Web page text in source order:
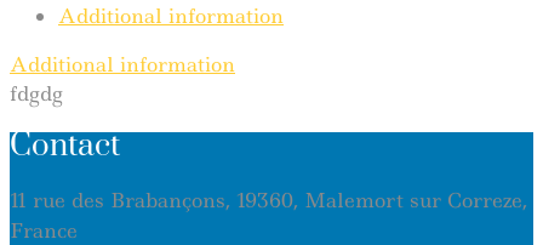
Additional information
Additional information
fdgdg
Contact
11 rue des Brabançons, 19360, Malemort sur Correze,
France